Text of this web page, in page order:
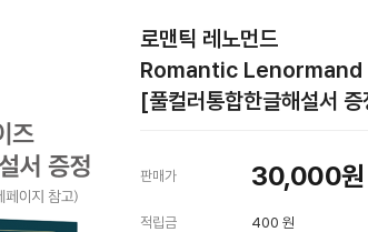
로맨틱 레노먼드
Romantic Lenormand
[풀컬러통합한글해설서
판매가 30,000원
적립금 400 원